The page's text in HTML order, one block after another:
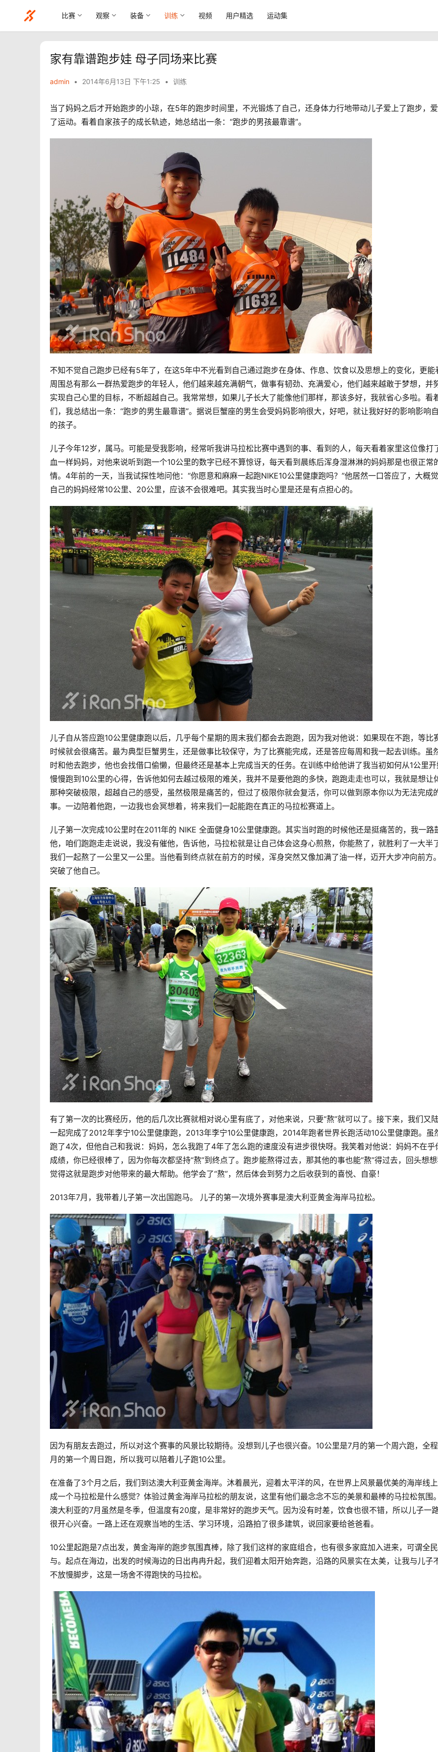
比赛 观察 装备 训练 视频 用户精选 运动集
家有靠谱跑步娃 母子同场来比赛
admin • 2014年6月13日 下午1:25 • 训练
当了妈妈之后才开始跑步的小琼，在5年的跑步时间里，不光锻炼了自己，还身体力行地带动儿子爱上了跑步，
了运动。看着自家孩子的成长轨迹，她总结出一条：“跑步的男孩最靠谱”。
不知不觉自己跑步已经有5年了，在这5年中不光看到自己通过跑步在身体、作息、饮食以及思想上的变化，更能
周围总有那么一群热爱跑步的年轻人，他们越来越充满朝气，做事有韧劲、充满爱心，他们越来越敢于梦想，并
实现自己心里的目标，不断超越自己。我常常想，如果儿子长大了能像他们那样，那该多好，我就省心多啦。看
们，我总结出一条：“跑步的男生最靠谱”。据说巨蟹座的男生会受妈妈影响很大，好吧，就让我好好的影响影响
的孩子。
儿子今年12岁，属马。可能是受我影响，经常听我讲马拉松比赛中遇到的事、看到的人，每天看着家里这位像打
血一样妈妈，对他来说听到跑一个10公里的数字已经不算惊讶，每天看到晨练后浑身湿淋淋的妈妈那是也很正常
情。4年前的一天，当我试探性地问他：“你愿意和麻麻一起跑NIKE10公里健康跑吗？”他居然一口答应了，大概
自己的妈妈经常10公里、20公里，应该不会很难吧。其实我当时心里是还是有点担心的。
儿子自从答应跑10公里健康跑以后，几乎每个星期的周末我们都会去跑跑，因为我对他说：如果现在不跑，等比
时候就会很痛苦。最为典型巨蟹男生，还是做事比较保守，为了比赛能完成，还是答应每周和我一起去训练。虽
时和他去跑步，他也会找借口偷懒，但最终还是基本上完成当天的任务。在训练中给他讲了我当初如何从1公里
慢慢跑到10公里的心得，告诉他如何去越过极限的难关，我并不是要他跑的多快，跑跑走走也可以，我就是想让
那种突破极限，超越自己的感受，虽然极限是痛苦的，但过了极限你就会复活，你可以做到原本你以为无法完成
事。一边陪着他跑，一边我也会冥想着，将来我们一起能跑在真正的马拉松赛道上。
儿子第一次完成10公里时在2011年的 NIKE 全面健身10公里健康跑。其实当时跑的时候他还是挺痛苦的，我一路
他，咱们跑跑走走说说，我没有催他，告诉他，马拉松就是让自己体会这身心煎熬，你能熬了，就胜利了一大半了
我们一起熬了一公里又一公里。当他看到终点就在前方的时候，浑身突然又像加满了油一样，迈开大步冲向前方
突破了他自己。
有了第一次的比赛经历，他的后几次比赛就相对说心里有底了，对他来说，只要“熬”就可以了。接下来，我们又
一起完成了2012年李宁10公里健康跑，2013年李宁10公里健康跑，2014年跑者世界长跑活动10公里健康跑。虽
跑了4次，但他自己和我说：妈妈，怎么我跑了4年了怎么跑的速度没有进步很快呀。我笑着对他说：妈妈不在乎
成绩，你已经很棒了，因为你每次都坚持“熬”到终点了。跑步能熬得过去，那其他的事也能“熬”得过去，回头想
觉得这就是跑步对他带来的最大帮助。他学会了“熬”，然后体会到努力之后收获到的喜悦、自豪！
2013年7月，我带着儿子第一次出国跑马。 儿子的第一次境外赛事是澳大利亚黄金海岸马拉松。
因为有朋友去跑过，所以对这个赛事的风景比较期待。没想到儿子也很兴奋。10公里是7月的第一个周六跑，全
月的第一个周日跑，所以我可以陪着儿子跑10公里。
在准备了3个月之后，我们到达澳大利亚黄金海岸。沐着晨光，迎着太平洋的风，在世界上风景最优美的海岸线
成一个马拉松是什么感觉？体验过黄金海岸马拉松的朋友说，这里有他们最念念不忘的美景和最棒的马拉松氛围。
澳大利亚的7月虽然是冬季，但温度有20度，是非常好的跑步天气。因为没有时差，饮食也很不错，所以儿子一
很开心兴奋。一路上还在观察当地的生活、学习环境，沿路拍了很多建筑，说回家要给爸爸看。
10公里起跑是7点出发，黄金海岸的跑步氛围真棒，除了我们这样的家庭组合，也有很多家庭加入进来，可谓全
与。起点在海边，出发的时候海边的日出冉冉升起，我们迎着太阳开始奔跑，沿路的风景实在太美，让我与儿子
不放慢脚步，这是一场舍不得跑快的马拉松。